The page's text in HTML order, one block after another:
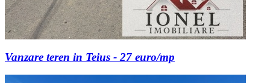
Vanzare teren in Teius - 27 euro/mp